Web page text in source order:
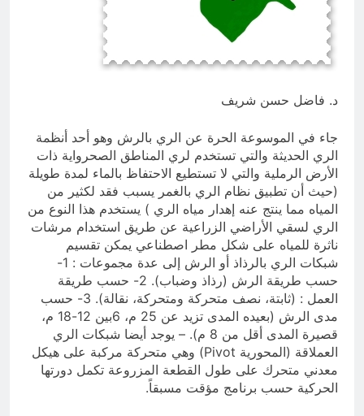
تمنعها)؟ واخطر زعماء الارهاب بالعراق
ليسوا سعوديين..و(الارهابيين جاءوا من
سوريا العلوية وليس من السعودية
الأنبار تتقلد تيجان اللآليء والدرر في ظل
محافظها المهندس عمر مشعان دبوس
في مسيرة النهوض لـمائتي يوم
3 ساعات Ago
د. فاضل حسن شريف
جاء في الموسوعة الحرة عن الري بالرش وهو أحد أنظمة
الري الحديثة والتي تستخدم لري المناطق الصحرواية ذات
الأرض الرملية والتي لا تستطيع الاحتفاظ بالماء لمدة طويلة
(حيث أن تطبيق نظام الري بالغمر يسبب فقد لكثير من
المياه مما ينتج عنه إهدار مياه الري ) يستخدم هذا النوع من
الري لسقي الأراضي الزراعية عن طريق استخدام مرشات
ناثرة للمياه على شكل مطر اصطناعي يمكن تقسيم
شبكات الري بالرذاذ أو الرش إلى عدة مجموعات : 1-
حسب طريقة الرش (رذاذ وضباب). 2- حسب طريقة
العمل : (ثابتة، نصف متحركة ومتحركة، نقالة). 3- حسب
مدى الرش (بعيده المدى تزيد عن 25 م، 6بين 12-18 م،
قصيرة المدى أقل من 8 م). – يوجد أيضا شبكات الري
العملاقة (المحورية Pivot) وهي متحركة مركبة على هيكل
معدني متحرك على طول القطعة المزروعة تكمل دورتها
الحركية حسب برنامج مؤقت مسبقاً.